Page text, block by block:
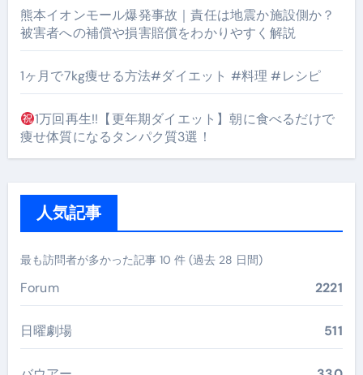
熊本イオンモール爆発事故｜責任は地震か施設側か？
被害者への補償や損害賠償をわかりやすく解説
1ヶ月で7kg痩せる方法#ダイエット #料理 #レシピ
1万回再生!!【更年期ダイエット】朝に食べるだけで
痩せ体質になるタンパク質3選！
人気記事
最も訪問者が多かった記事 10 件 (過去 28 日間)
Forum 2221
日曜劇場 511